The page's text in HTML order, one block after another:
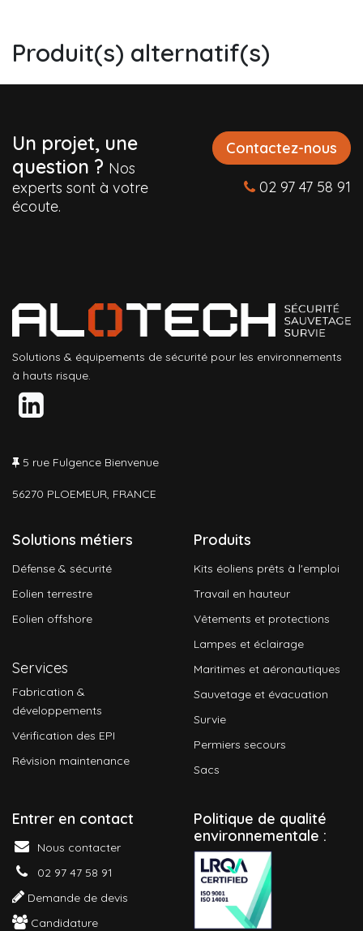
Produit(s) alternatif(s)
Un projet, une
question ? Nos
experts sont à votre
écoute.
Contactez-nous
02 97 47 58 91
Solutions & équipements de sécurité pour les environnements
à hauts risque.
5 rue Fulgence Bienvenue
56270 PLOEMEUR, FRANCE
Solutions métiers
Défense & sécurité
Eolien terrestre
Eolien offshore
Services
Fabrication &
développements
Vérification des EPI
Révision maintenance
Produits
Kits éoliens prêts à l'emploi
Travail en hauteur
Vêtements et protections
Lampes et éclairage
Maritimes et aéronautiques
Sauvetage et évacuation
Survie
Permiers secours
Sacs
Entrer en contact
Nous contacter
02 97 47 58 91
Demande de devis
Candidature
Politique de qualité
environnementale :